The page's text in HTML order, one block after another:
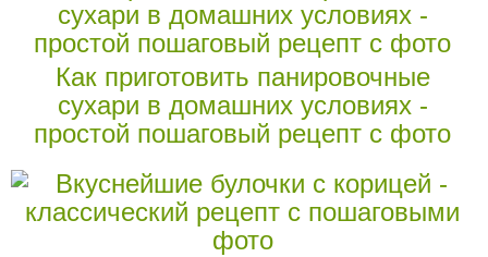
Как приготовить панировочные
сухари в домашних условиях -
простой пошаговый рецепт с фото